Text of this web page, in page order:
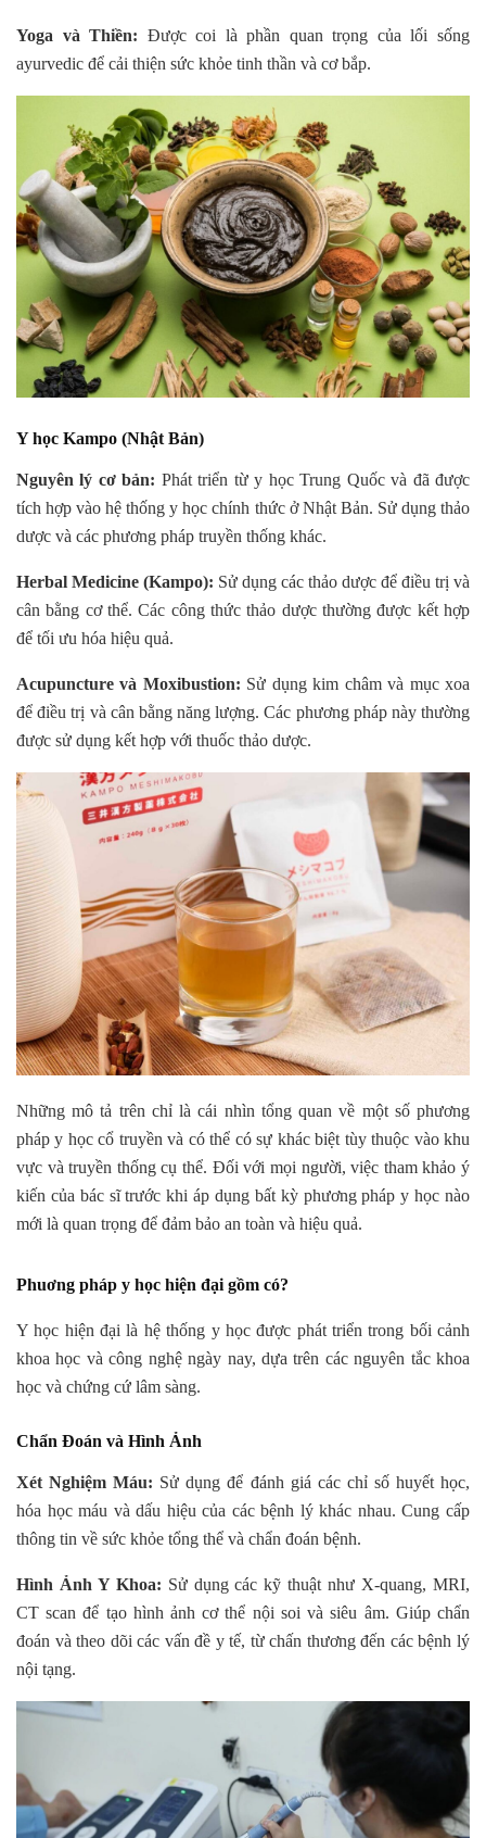
Yoga và Thiền: Được coi là phần quan trọng của lối sống
ayurvedic để cải thiện sức khỏe tinh thần và cơ bắp.
Y học Kampo (Nhật Bản)
Nguyên lý cơ bản: Phát triển từ y học Trung Quốc và đã được
tích hợp vào hệ thống y học chính thức ở Nhật Bản. Sử dụng thảo
dược và các phương pháp truyền thống khác.
Herbal Medicine (Kampo): Sử dụng các thảo dược để điều trị và
cân bằng cơ thể. Các công thức thảo dược thường được kết hợp
để tối ưu hóa hiệu quả.
Acupuncture và Moxibustion: Sử dụng kim châm và mục xoa
để điều trị và cân bằng năng lượng. Các phương pháp này thường
được sử dụng kết hợp với thuốc thảo dược.
Những mô tả trên chỉ là cái nhìn tổng quan về một số phương
pháp y học cổ truyền và có thể có sự khác biệt tùy thuộc vào khu
vực và truyền thống cụ thể. Đối với mọi người, việc tham khảo ý
kiến của bác sĩ trước khi áp dụng bất kỳ phương pháp y học nào
mới là quan trọng để đảm bảo an toàn và hiệu quả.
Phuơng pháp y học hiện đại gồm có?
Y học hiện đại là hệ thống y học được phát triển trong bối cảnh
khoa học và công nghệ ngày nay, dựa trên các nguyên tắc khoa
học và chứng cứ lâm sàng.
Chẩn Đoán và Hình Ảnh
Xét Nghiệm Máu: Sử dụng để đánh giá các chỉ số huyết học,
hóa học máu và dấu hiệu của các bệnh lý khác nhau. Cung cấp
thông tin về sức khỏe tổng thể và chẩn đoán bệnh.
Hình Ảnh Y Khoa: Sử dụng các kỹ thuật như X-quang, MRI,
CT scan để tạo hình ảnh cơ thể nội soi và siêu âm. Giúp chẩn
đoán và theo dõi các vấn đề y tế, từ chấn thương đến các bệnh lý
nội tạng.